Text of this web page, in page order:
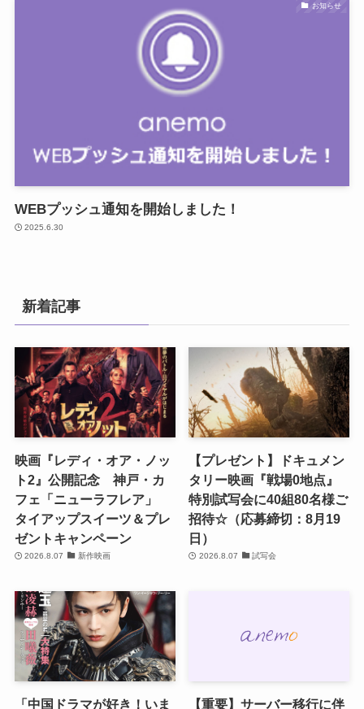
お知らせ
WEBプッシュ通知を開始しました！
2025.6.30
新着記事
映画『レディ・オア・ノッ
ト2』公開記念 神戸・カ
フェ「ニューラフレア」
タイアップスイーツ＆プレ
ゼントキャンペーン
2026.8.07 新作映画
【プレゼント】ドキュメン
タリー映画『戦場0地点』
特別試写会に40組80名様ご
招待☆（応募締切：8月19
日）
2026.8.07 試写会
「中国ドラマが好き！いま 【重要】サーバー移行に伴